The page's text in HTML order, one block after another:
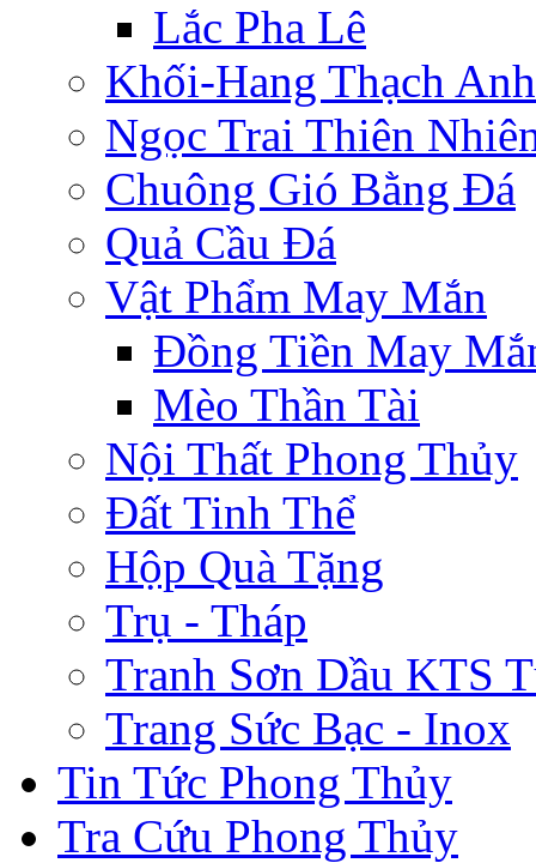
Lắc Pha Lê
Khối-Hang Thạch Anh
Ngọc Trai Thiên
Chuông Gió Bằng Đá
Quả Cầu Đá
Vật Phẩm May Mắn
Đồng Tiền May
Mèo Thần Tài
Nội Thất Phong Thủy
Đất Tinh Thể
Hộp Quà Tặng
Trụ - Tháp
Tranh Sơn Dầu KTS
Trang Sức Bạc - Inox
Tin Tức Phong Thủy
Tra Cứu Phong Thủy